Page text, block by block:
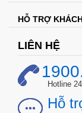
HỖ TRỢ
LIÊN HỆ
Hotline
Hỗ